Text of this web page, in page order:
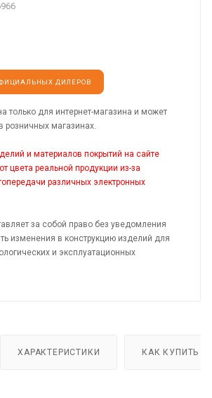
ДИЛЕРОВ
только для интернет-магазина и может
розничных магазинах.
и материалов покрытий на сайте
цвета реальной продукции из-за
различных электронных
за собой право без уведомления
изменения в конструкцию изделий для
и эксплуатационных
ХАРАКТЕРИСТИКИ КАК КУПИТЬ